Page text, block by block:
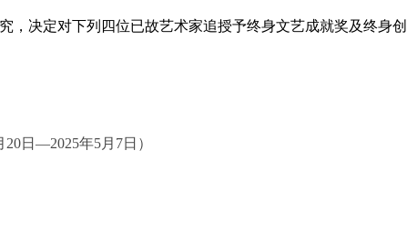
决定对下列四位已故艺术家追授予终身文艺成就奖及终身
20日—2025年5月7日 ）